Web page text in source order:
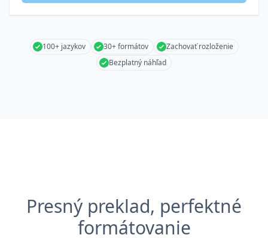
100+ jazykov 30+ formátov
Zachovať rozloženie
Bezplatný náhľad
Presný preklad, perfektné
formátovanie